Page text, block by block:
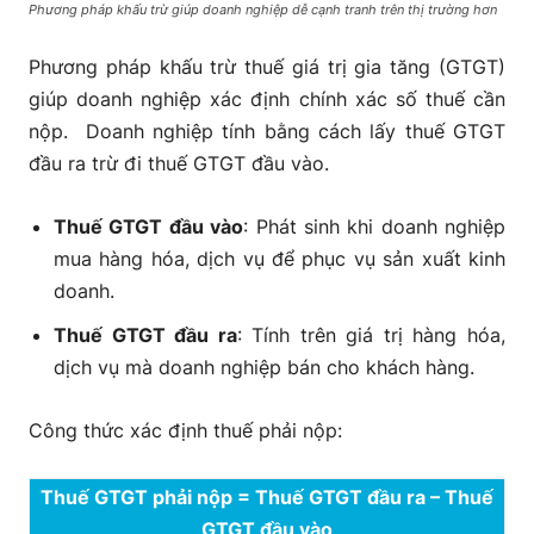
Phương pháp khấu trừ giúp doanh nghiệp dễ cạnh tranh trên thị trường hơn
Phương pháp khấu trừ thuế giá trị gia tăng (GTGT)
giúp doanh nghiệp xác định chính xác số thuế cần
nộp. Doanh nghiệp tính bằng cách lấy thuế GTGT
đầu ra trừ đi thuế GTGT đầu vào.
Thuế GTGT đầu vào: Phát sinh khi doanh nghiệp
mua hàng hóa, dịch vụ để phục vụ sản xuất kinh
doanh.
Thuế GTGT đầu ra: Tính trên giá trị hàng hóa,
dịch vụ mà doanh nghiệp bán cho khách hàng.
Công thức xác định thuế phải nộp:
Thuế GTGT phải nộp = Thuế GTGT đầu ra – Thuế